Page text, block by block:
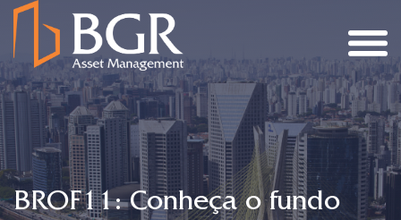
BROF11: Conheça o fundo